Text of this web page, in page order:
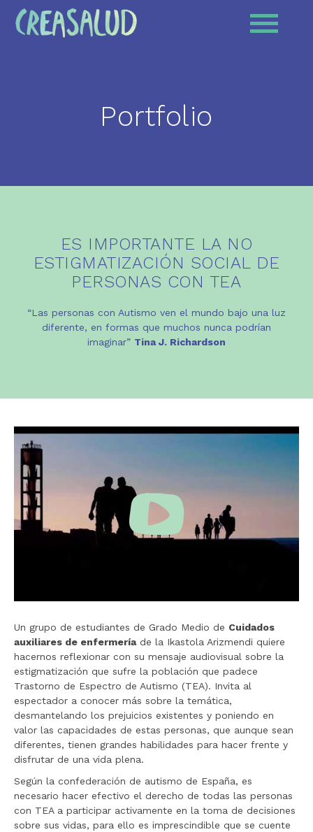
Portfolio
ES IMPORTANTE LA NO
ESTIGMATIZACIÓN SOCIAL DE
PERSONAS CON TEA
“Las personas con Autismo ven el mundo bajo una luz
diferente, en formas que muchos nunca podrían
imaginar” Tina J. Richardson
Un grupo de estudiantes de Grado Medio de Cuidados
auxiliares de enfermeríade la Ikastola Arizmendi quiere
hacernos reflexionar con su mensaje audiovisual sobre la
estigmatización que sufre la población que padece
Trastorno de Espectro de Autismo (TEA). Invita al
espectador a conocer más sobre la temática,
desmantelando los prejuicios existentes y poniendo en
valor las capacidades de estas personas, que aunque sean
diferentes, tienen grandes habilidades para hacer frente y
disfrutar de una vida plena.
Según la confederación de autismo de España, es
necesario hacer efectivo el derecho de todas las personas
con TEA a participar activamente en la toma de decisiones
sobre sus vidas, para ello es imprescindible que se cuente